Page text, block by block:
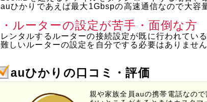
auひかりであえば最大1Gbspの高速通信なので大容
・ルーターの設定が苦手・面倒な方
レンタルするルーターの接続設定が既に行われてい
難しいルーターの設定を自分でする必要はありません
auひかりの口コミ・評価
親や家族全員auの携帯電話なの